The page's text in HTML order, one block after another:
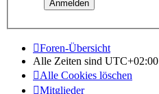
Foren-Übersicht
Alle Zeiten sind UTC+02:00
Alle Cookies löschen
Mitglieder